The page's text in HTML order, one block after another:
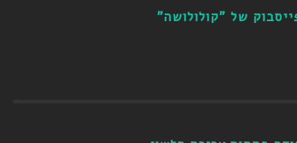
של "קולולושה"